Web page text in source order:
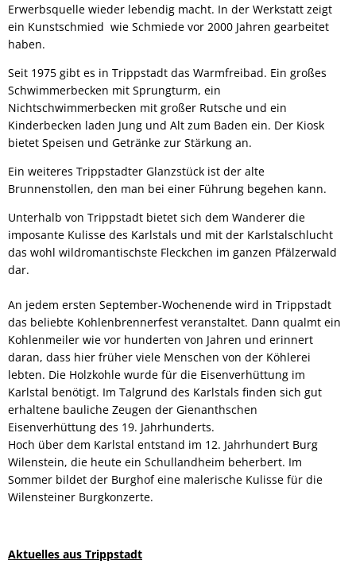
Erwerbsquelle wieder lebendig macht. In der Werkstatt zeigt
ein Kunstschmied wie Schmiede vor 2000 Jahren gearbeitet
haben.
Seit 1975 gibt es in Trippstadt das Warmfreibad. Ein großes
Schwimmerbecken mit Sprungturm, ein
Nichtschwimmerbecken mit großer Rutsche und ein
Kinderbecken laden Jung und Alt zum Baden ein. Der Kiosk
bietet Speisen und Getränke zur Stärkung an.
Ein weiteres Trippstadter Glanzstück ist der alte
Brunnenstollen, den man bei einer Führung begehen kann.
Unterhalb von Trippstadt bietet sich dem Wanderer die
imposante Kulisse des Karlstals und mit der Karlstalschlucht
das wohl wildromantischste Fleckchen im ganzen Pfälzerwald
dar.
An jedem ersten September-Wochenende wird in Trippstadt
das beliebte Kohlenbrennerfest veranstaltet. Dann qualmt ein
Kohlenmeiler wie vor hunderten von Jahren und erinnert
daran, dass hier früher viele Menschen von der Köhlerei
lebten. Die Holzkohle wurde für die Eisenverhüttung im
Karlstal benötigt. Im Talgrund des Karlstals finden sich gut
erhaltene bauliche Zeugen der Gienanthschen
Eisenverhüttung des 19. Jahrhunderts.
Hoch über dem Karlstal entstand im 12. Jahrhundert Burg
Wilenstein, die heute ein Schullandheim beherbert. Im
Sommer bildet der Burghof eine malerische Kulisse für die
Wilensteiner Burgkonzerte.
Aktuelles aus Trippstadt